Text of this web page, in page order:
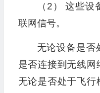
（2） 这些
联网信号。
无论设备是否
是否连接到无线网
无论是否处于飞行